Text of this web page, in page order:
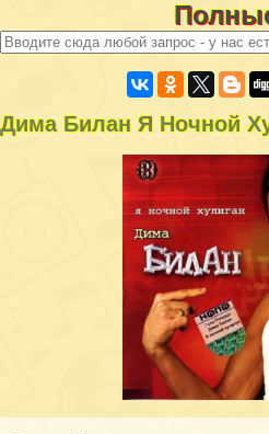
Дима Билан Я Ночной